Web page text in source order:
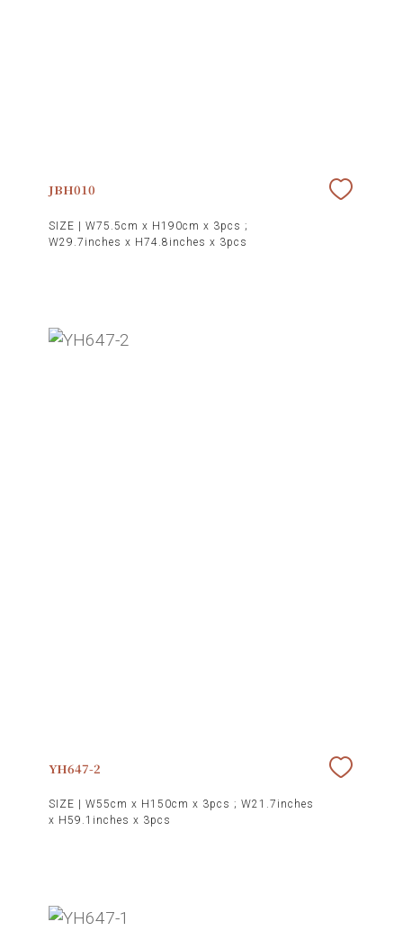
JBH010
SIZE | W75.5cm x H190cm x 3pcs ;
W29.7inches x H74.8inches x 3pcs
YH647-2
SIZE | W55cm x H150cm x 3pcs ; W21.7inches
x H59.1inches x 3pcs